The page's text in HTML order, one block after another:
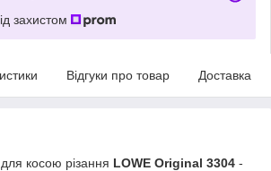
захистом
Відгуки про товар Доставка
косою різання LOWE Original 3304 -